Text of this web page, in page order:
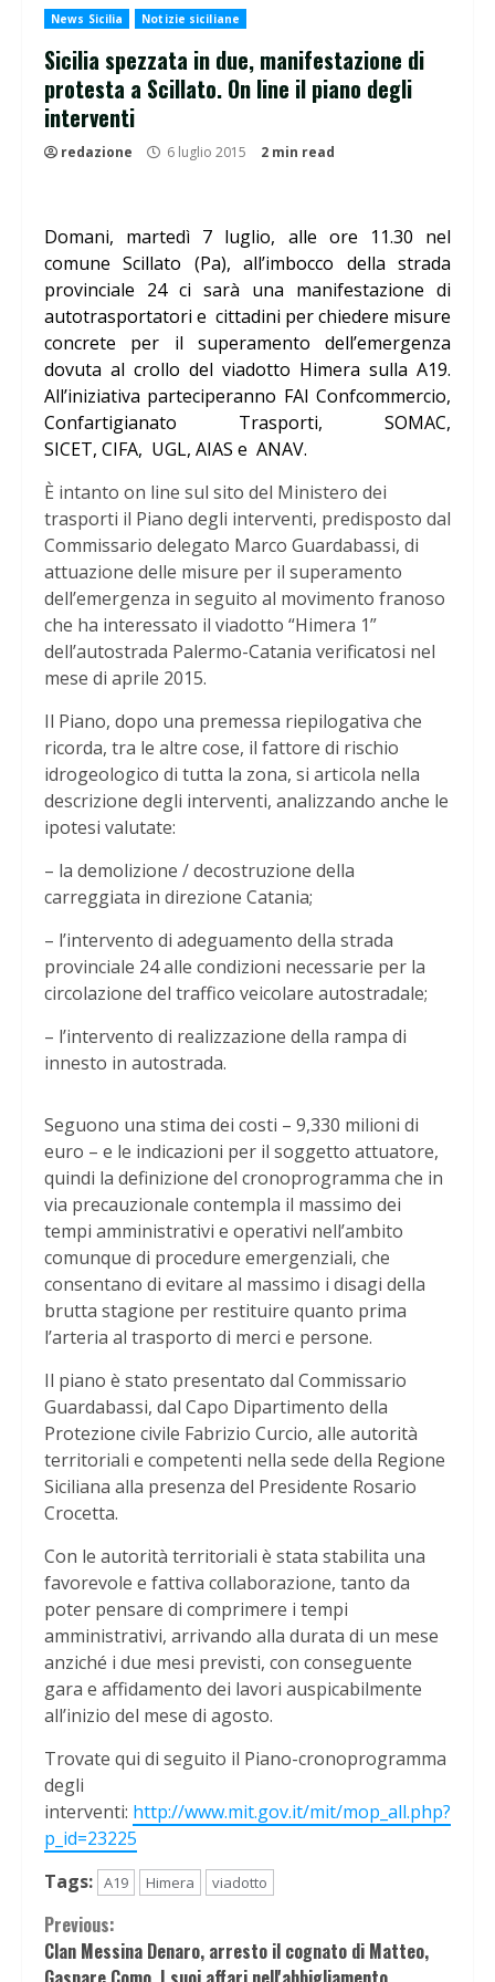
News Sicilia Notizie siciliane
Sicilia spezzata in due, manifestazione di
protesta a Scillato. On line il piano degli
interventi
redazione 6 luglio 2015 2 min read
Domani, martedì 7 luglio, alle ore 11.30 nel
comune Scillato (Pa), all’imbocco della strada
provinciale 24 ci sarà una manifestazione di
autotrasportatori e cittadini per chiedere misure
concrete per il superamento dell’emergenza
dovuta al crollo del viadotto Himera sulla A19.
All’iniziativa parteciperanno FAI Confcommercio,
Confartigianato Trasporti, SOMAC,
SICET, CIFA, UGL, AIAS e ANAV.
È intanto on line sul sito del Ministero dei
trasporti il Piano degli interventi, predisposto dal
Commissario delegato Marco Guardabassi, di
attuazione delle misure per il superamento
dell’emergenza in seguito al movimento franoso
che ha interessato il viadotto “Himera 1”
dell’autostrada Palermo-Catania verificatosi nel
mese di aprile 2015.
Il Piano, dopo una premessa riepilogativa che
ricorda, tra le altre cose, il fattore di rischio
idrogeologico di tutta la zona, si articola nella
descrizione degli interventi, analizzando anche le
ipotesi valutate:
– la demolizione / decostruzione della
carreggiata in direzione Catania;
– l’intervento di adeguamento della strada
provinciale 24 alle condizioni necessarie per la
circolazione del traffico veicolare autostradale;
– l’intervento di realizzazione della rampa di
innesto in autostrada.
Seguono una stima dei costi – 9,330 milioni di
euro – e le indicazioni per il soggetto attuatore,
quindi la definizione del cronoprogramma che in
via precauzionale contempla il massimo dei
tempi amministrativi e operativi nell’ambito
comunque di procedure emergenziali, che
consentano di evitare al massimo i disagi della
brutta stagione per restituire quanto prima
l’arteria al trasporto di merci e persone.
Il piano è stato presentato dal Commissario
Guardabassi, dal Capo Dipartimento della
Protezione civile Fabrizio Curcio, alle autorità
territoriali e competenti nella sede della Regione
Siciliana alla presenza del Presidente Rosario
Crocetta.
Con le autorità territoriali è stata stabilita una
favorevole e fattiva collaborazione, tanto da
poter pensare di comprimere i tempi
amministrativi, arrivando alla durata di un mese
anziché i due mesi previsti, con conseguente
gara e affidamento dei lavori auspicabilmente
all’inizio del mese di agosto.
Trovate qui di seguito il Piano-cronoprogramma
degli
interventi: http://www.mit.gov.it/mit/mop_all.php?
p_id=23225
Tags: A19 Himera viadotto
Continue
Previous:
Clan Messina Denaro, arresto il cognato di Matteo,